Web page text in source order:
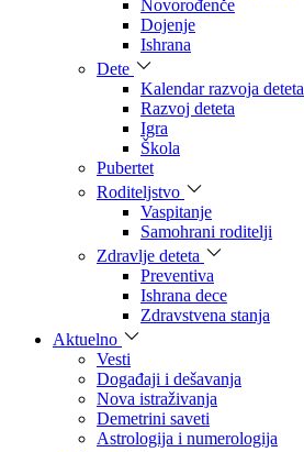
Novorođenče
Dojenje
Ishrana
Dete
Kalendar razvoja deteta
Razvoj deteta
Igra
Škola
Pubertet
Roditeljstvo
Vaspitanje
Samohrani roditelji
Zdravlje deteta
Preventiva
Ishrana dece
Zdravstvena stanja
Aktuelno
Vesti
Događaji i dešavanja
Nova istraživanja
Demetrini saveti
Astrologija i numerologija